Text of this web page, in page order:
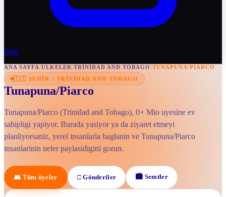
İndir
ANA SAYFA/ULKELER/TRINIDAD AND TOBAGO/TUNAPUNA/PIARCO
🇹🇹 ŞEHIR · TRINIDAD AND TOBAGO
Tunapuna/Piarco
Tunapuna/Piarco (Trinidad and Tobago), 0+ Mio uyesine ev
sahipligi yapiyor. Burada yasiyor ya da ziyaret etmeyi
planliyorsaniz, yerel insanlarla baglanin ve Tunapuna/Piarco
insanlarinin neler paylasidigini gorun.
👥 Tüm üyeler □Gönderiler 🏙 Semtler